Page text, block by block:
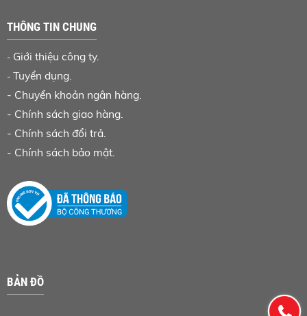
THÔNG TIN CHUNG
- Giới thiệu công ty.
- Tuyển dụng.
- Chuyển khoản ngân hàng
- Chính sách giao hàng.
- Chính sách đổi trả.
- Chính sách bảo mật.
BẢN ĐỒ